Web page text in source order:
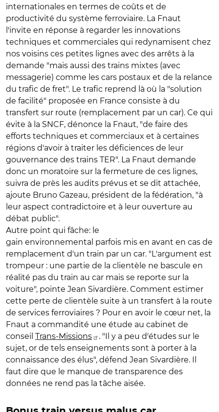
internationales en termes de coûts et de
productivité du système ferroviaire. La Fnaut
l'invite en réponse à regarder les innovations
techniques et commerciales qui redynamisent chez
nos voisins ces petites lignes avec des arrêts à la
demande "mais aussi des trains mixtes (avec
messagerie) comme les cars postaux et de la relance
du trafic de fret". Le trafic reprend là où la "solution
de facilité" proposée en France consiste à du
transfert sur route (remplacement par un car). Ce qui
évite à la SNCF, dénonce la Fnaut, "de faire des
efforts techniques et commerciaux et à certaines
régions d'avoir à traiter les déficiences de leur
gouvernance des trains TER". La Fnaut demande
donc un moratoire sur la fermeture de ces lignes,
suivra de près les audits prévus et se dit attachée,
ajoute Bruno Gazeau, président de la fédération, "à
leur aspect contradictoire et à leur ouverture au
débat public".
Autre point qui fâche: le
gain environnemental parfois mis en avant en cas de
remplacement d'un train par un car. "L'argument est
trompeur : une partie de la clientèle ne bascule en
réalité pas du train au car mais se reporte sur la
voiture", pointe Jean Sivardière. Comment estimer
cette perte de clientèle suite à un transfert à la route
de services ferroviaires ? Pour en avoir le cœur net, la
Fnaut a commandité une étude au cabinet de
conseil Trans-Missions
. "Il y a peu d'études sur le
sujet, or de tels enseignements sont à porter à la
connaissance des élus", défend Jean Sivardière. Il
faut dire que le manque de transparence des
données ne rend pas la tâche aisée.